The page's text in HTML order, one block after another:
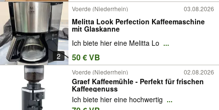
2
Voerde (Niederrhein) 03.08.2026
Melitta Look Perfection Kaffeemaschine
mit Glaskanne
Ich biete hier eine Melitta Lo ...
50 € VB
Voerde (Niederrhein) 02.08.2026
Graef Kaffeemühle - Perfekt für frischen
Kaffeegenuss
Ich biete hier eine hochwertig ...